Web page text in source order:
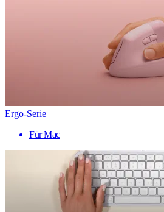
Ergo-Serie
Für Mac